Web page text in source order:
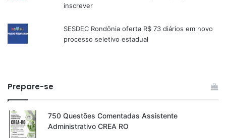
inscrever
SESDEC Rondônia oferta R$ 73 diários em novo
processo seletivo estadual
Prepare-se
750 Questões Comentadas Assistente
Administrativo CREA RO